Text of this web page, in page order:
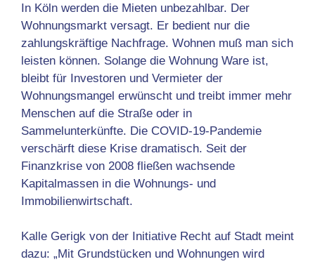
In Köln werden die Mieten unbezahlbar. Der
Wohnungsmarkt versagt. Er bedient nur die
zahlungskräftige Nachfrage. Wohnen muß man sich
leisten können. Solange die Wohnung Ware ist,
bleibt für Investoren und Vermieter der
Wohnungsmangel erwünscht und treibt immer mehr
Menschen auf die Straße oder in
Sammelunterkünfte. Die COVID-19-Pandemie
verschärft diese Krise dramatisch. Seit der
Finanzkrise von 2008 fließen wachsende
Kapitalmassen in die Wohnungs- und
Immobilienwirtschaft.
Kalle Gerigk von der Initiative Recht auf Stadt meint
dazu: „Mit Grundstücken und Wohnungen wird